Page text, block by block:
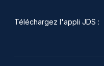
Téléchargez l'appli JDS :